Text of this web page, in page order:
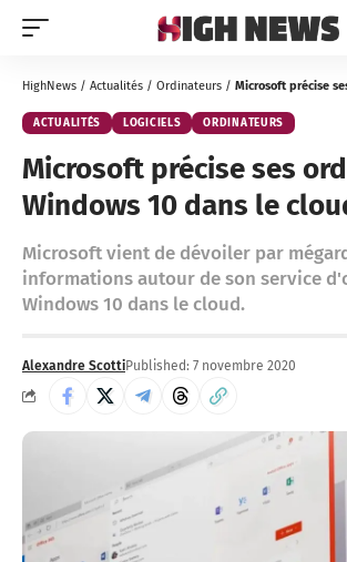
HighNews / Actualités / Ordinateurs / Microsoft précise ses
ACTUALITÉS LOGICIELS ORDINATEURS
Microsoft précise ses
Windows 10 dans le
Microsoft vient de dévoiler par
informations autour de son service
Windows 10 dans le cloud.
Alexandre ScottiPublished: 7 novembre 2020